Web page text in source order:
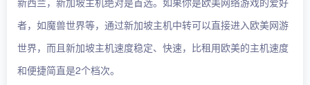
者，如魔兽世界等，通过新加坡主机中转可以直接进入欧美网游
世界，而且新加坡主机速度稳定、快速，比租用欧美的主机速度
和便捷简直是2个档次。